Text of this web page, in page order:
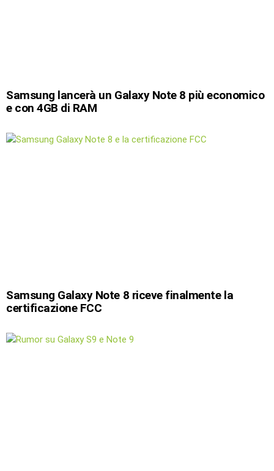
Samsung lancerà un Galaxy Note 8 più economico
e con 4GB di RAM
Samsung Galaxy Note 8 riceve finalmente la
certificazione FCC